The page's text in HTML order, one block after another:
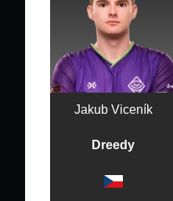
Jakub Viceník
Dreedy